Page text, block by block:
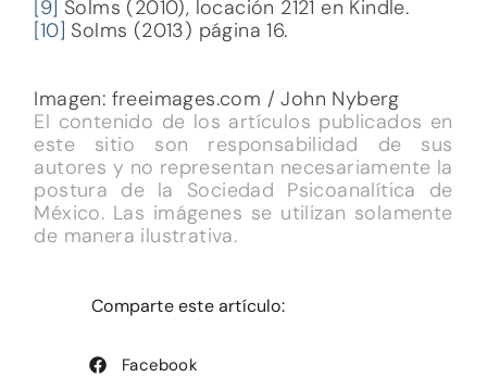
[9] Solms (2010), locación 2121 en Kindle.
[10] Solms (2013) página 16.
Imagen: freeimages.com / John Nyberg
El contenido de los artículos publicados en
este sitio son responsabilidad de sus
autores y no representan necesariamente la
postura de la Sociedad Psicoanalítica de
México. Las imágenes se utilizan solamente
de manera ilustrativa.
Comparte este artículo:
Facebook